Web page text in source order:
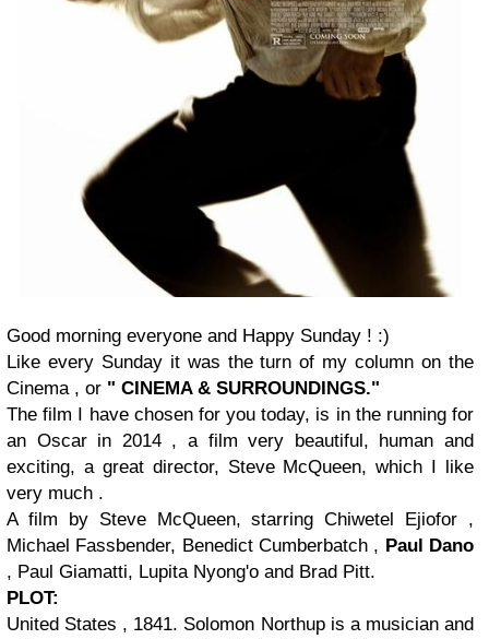
Good morning everyone and Happy Sunday ! :)
Like every Sunday it was the turn of my column on the
Cinema , or " CINEMA & SURROUNDINGS."
The film I have chosen for you today, is in the running for
an Oscar in 2014 , a film very beautiful, human and
exciting, a great director, Steve McQueen, which I like
very much .
A film by Steve McQueen, starring Chiwetel Ejiofor ,
Michael Fassbender, Benedict Cumberbatch , Paul Dano
, Paul Giamatti, Lupita Nyong'o and Brad Pitt.
PLOT:
United States , 1841. Solomon Northup is a musician and